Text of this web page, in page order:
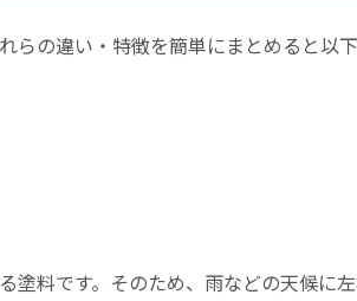
らの違い・特徴を簡単にまとめると以
塗料です。そのため、雨などの天候に